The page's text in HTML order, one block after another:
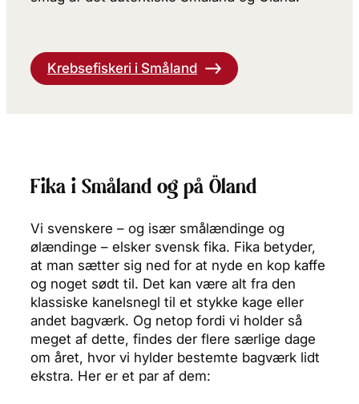
Krebsefiskeri i Småland
Fika i Småland og på Öland
Vi svenskere – og især smålændinge og
ølændinge – elsker svensk fika. Fika betyder,
at man sætter sig ned for at nyde en kop kaffe
og noget sødt til. Det kan være alt fra den
klassiske kanelsnegl til et stykke kage eller
andet bagværk. Og netop fordi vi holder så
meget af dette, findes der flere særlige dage
om året, hvor vi hylder bestemte bagværk lidt
ekstra. Her er et par af dem: